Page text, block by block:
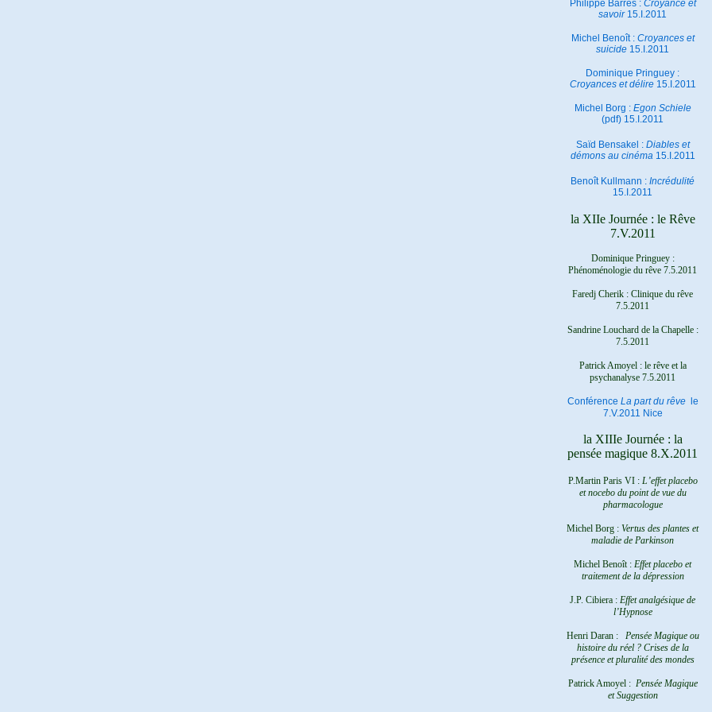
Philippe Barrès : Croyance et
savoir15.I.2011
Michel Benoît : Croyances et
suicide 15.I.2011
Dominique Pringuey :
Croyances et délire15.I.2011
Michel Borg : Egon Schiele
(pdf) 15.I.2011
Saïd Bensakel : Diables et
démons au cinéma 15.I.2011
Benoît Kullmann : Incrédulité
15.I.2011
la XIIe Journée : le Rêve
7.V.2011
Dominique Pringuey :
Phénoménologie du rêve 7.5.2011
Faredj Cherik : Clinique du rêve
7.5.2011
Sandrine Louchard de la Chapelle :
7.5.2011
Patrick Amoyel : le rêve et la
psychanalyse 7.5.2011
Conférence La part du rêve
le
7.V.2011 Nice
la XIIIe Journée : la
pensée magique 8.X.2011
P.Martin Paris VI : L’effet placebo
et nocebo du point de vue du
pharmacologue
Michel Borg : Vertus des plantes et
maladie de Parkinson
Michel Benoît : Effet placebo et
traitement de la dépression
J.P. Cibiera : Effet analgésique de
l’Hypnose
Henri Daran : Pensée Magique ou
histoire du réel ?Crises de la
présence et pluralité des mondes
Patrick Amoyel : Pensée Magique
et Suggestion